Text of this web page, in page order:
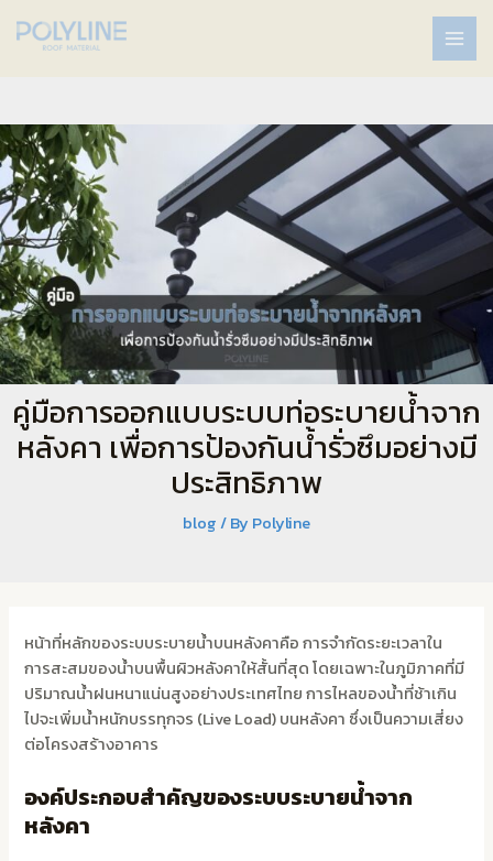
คู่มือการออกแบบระบบท่อระบายน้ำจาก
หลังคา เพื่อการป้องกันน้ำรั่วซึมอย่างมี
ประสิทธิภาพ
blog/ By Polyline
หน้าที่หลักของระบบระบายน้ำบนหลังคาคือ การจำกัดระยะเวลาใน
การสะสมของน้ำบนพื้นผิวหลังคาให้สั้นที่สุด โดยเฉพาะในภูมิภาคที่มี
ปริมาณน้ำฝนหนาแน่นสูงอย่างประเทศไทย การไหลของน้ำที่ช้าเกิน
ไปจะเพิ่มน้ำหนักบรรทุกจร (Live Load) บนหลังคา ซึ่งเป็นความเสี่ยง
ต่อโครงสร้างอาคาร
องค์ประกอบสำคัญของระบบระบายน้ำจาก
หลังคา